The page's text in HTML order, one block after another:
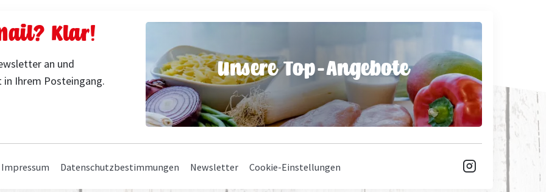
Klar!
an und
in Ihrem Posteingang.
Unsere Top-Angebote
Navigation
Impressum Datenschutzbestimmungen Newsletter Cookie-Einstellungen 